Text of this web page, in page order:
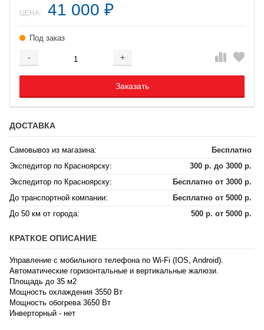
ЦЕНА: 41 000 ₽
Под заказ
- +
Добавляется...
Заказать
Добавлен
ДОСТАВКА
Самовывоз из магазина:
Бесплатно
Экспедитор по Красноярску:
300 р. до 3000 р.
Экспедитор по Красноярску:
Бесплатно от 3000 р.
До транспортной компании:
Бесплатно от 5000 р.
До 50 км от города:
500 р. от 5000 р.
КРАТКОЕ ОПИСАНИЕ
Управление с мобильного телефона по Wi-Fi (IOS, Android).
Автоматические горизонтальные и вертикальные жалюзи.
Площадь до 35 м2
Мощность охлаждения 3550 Вт
Мощность обогрева 3650 Вт
Инверторный - нет